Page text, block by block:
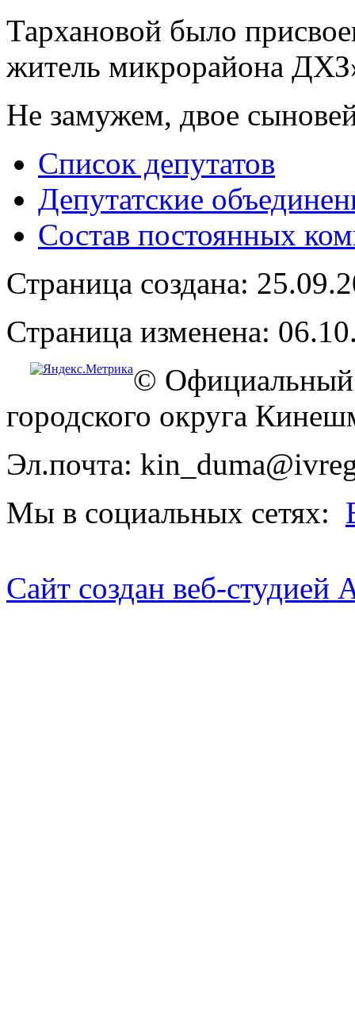
Тархановой было
житель микрорайона
Не замужем, двое
Список депутатов
Депутатские
Состав постоянных
Страница создана:
Страница изменена:
© Официальный
городского округа
Эл.почта:
Мы в социальных сетях:
Сайт создан веб-студией